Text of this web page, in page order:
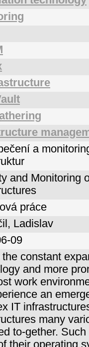
a
and Monitoring
práce
Ladislav
09
the constant
and more
work
an
IT
many
to-gether.
their operating